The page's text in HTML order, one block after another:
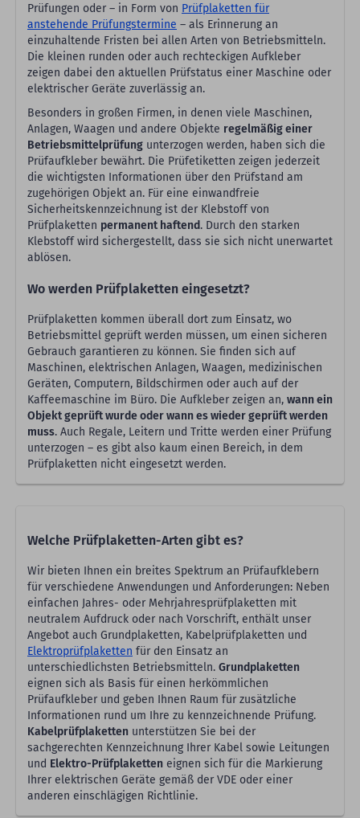
Prüfungen oder – in Form von Prüfplaketten für
anstehende Prüfungstermine – als Erinnerung an
einzuhaltende Fristen bei allen Arten von Betriebsmitteln.
Die kleinen runden oder auch rechteckigen Aufkleber
zeigen dabei den aktuellen Prüfstatus einer Maschine oder
elektrischer Geräte zuverlässig an.
Besonders in großen Firmen, in denen viele Maschinen,
Anlagen, Waagen und andere Objekte regelmäßig einer
Betriebsmittelprüfung unterzogen werden, haben sich die
Prüfaufkleber bewährt. Die Prüfetiketten zeigen jederzeit
die wichtigsten Informationen über den Prüfstand am
zugehörigen Objekt an. Für eine einwandfreie
Sicherheitskennzeichnung ist der Klebstoff von
Prüfplaketten permanent haftend. Durch den starken
Klebstoff wird sichergestellt, dass sie sich nicht unerwartet
ablösen.
Wo werden Prüfplaketten eingesetzt?
Prüfplaketten kommen überall dort zum Einsatz, wo
Betriebsmittel geprüft werden müssen, um einen sicheren
Gebrauch garantieren zu können. Sie finden sich auf
Maschinen, elektrischen Anlagen, Waagen, medizinischen
Geräten, Computern, Bildschirmen oder auch auf der
Kaffeemaschine im Büro. Die Aufkleber zeigen an, wann ein
Objekt geprüft wurde oder wann es wieder geprüft werden
muss. Auch Regale, Leitern und Tritte werden einer Prüfung
unterzogen – es gibt also kaum einen Bereich, in dem
Prüfplaketten nicht eingesetzt werden.
Welche Prüfplaketten-Arten gibt es?
Wir bieten Ihnen ein breites Spektrum an Prüfaufklebern
für verschiedene Anwendungen und Anforderungen: Neben
einfachen Jahres- oder Mehrjahresprüfplaketten mit
neutralem Aufdruck oder nach Vorschrift, enthält unser
Angebot auch Grundplaketten, Kabelprüfplaketten und
Elektroprüfplaketten für den Einsatz an
unterschiedlichsten Betriebsmitteln. Grundplaketten
eignen sich als Basis für einen herkömmlichen
Prüfaufkleber und geben Ihnen Raum für zusätzliche
Informationen rund um Ihre zu kennzeichnende Prüfung.
Kabelprüfplaketten unterstützen Sie bei der
sachgerechten Kennzeichnung Ihrer Kabel sowie Leitungen
und Elektro-Prüfplaketten eignen sich für die Markierung
Ihrer elektrischen Geräte gemäß der VDE oder einer
anderen einschlägigen Richtlinie.